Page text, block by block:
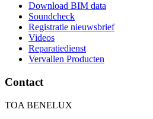
Download BIM data
Soundcheck
Registratie nieuwsbrief
Videos
Reparatiedienst
Vervallen Producten
Contact
TOA BENELUX